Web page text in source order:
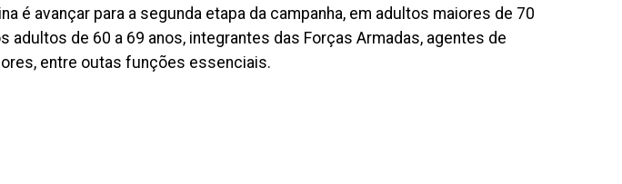
é avançar para a segunda etapa da campanha, em adultos maiores de 70
adultos de 60 a 69 anos, integrantes das Forças Armadas, agentes de
entre outas funções essenciais.